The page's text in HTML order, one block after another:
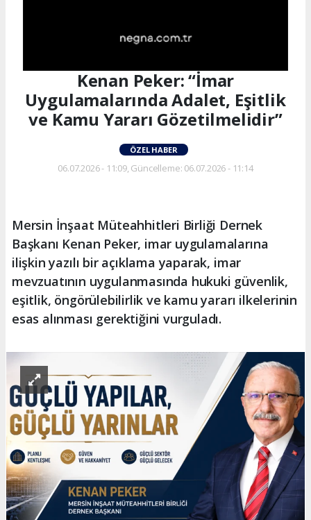
Kenan Peker: “İmar
Uygulamalarında Adalet, Eşitlik
ve Kamu Yararı Gözetilmelidir”
ÖZEL HABER
06.07.2026 - 11:09, Güncelleme: 06.07.2026 - 11:14
Mersin İnşaat Müteahhitleri Birliği Dernek
Başkanı Kenan Peker, imar uygulamalarına
ilişkin yazılı bir açıklama yaparak, imar
mevzuatının uygulanmasında hukuki güvenlik,
eşitlik, öngörülebilirlik ve kamu yararı ilkelerinin
esas alınması gerektiğini vurguladı.